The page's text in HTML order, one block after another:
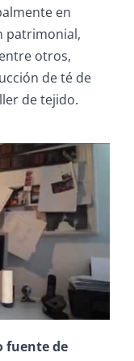
en
patrimonial,
otros,
de té de
de tejido.
fuente de